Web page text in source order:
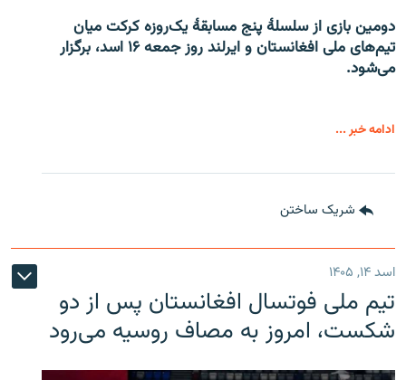
دومین بازی از سلسلۀ پنج مسابقۀ یک‌روزه کرکت میان
تیم‌های ملی افغانستان و ایرلند روز جمعه ۱۶ اسد، برگزار
می‌شود.
ادامه خبر ...
شریک ساختن
اسد ۱۴, ۱۴۰۵
تیم ملی فوتسال افغانستان پس از دو
شکست، امروز به مصاف روسیه می‌رود